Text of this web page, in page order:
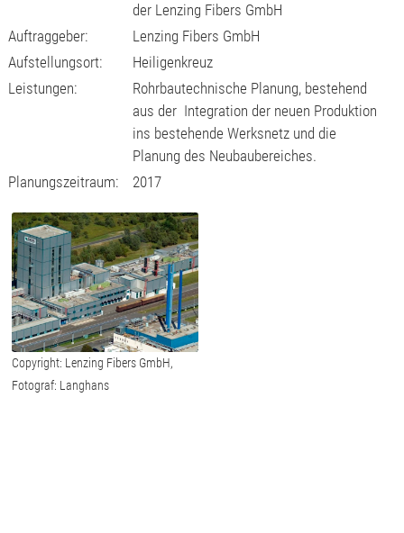
der Lenzing Fibers GmbH
Auftraggeber:
Lenzing Fibers GmbH
Aufstellungsort:
Heiligenkreuz
Leistungen:
Rohrbautechnische Planung, bestehend
aus der Integration der neuen Produktion
ins bestehende Werksnetz und die
Planung des Neubaubereiches.
Planungszeitraum:
2017
Copyright: Lenzing Fibers GmbH,
Fotograf: Langhans